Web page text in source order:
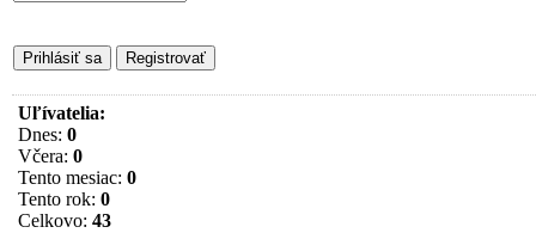
Uľívatelia:
Dnes: 0
Včera: 0
Tento mesiac: 0
Tento rok: 0
Celkovo: 43